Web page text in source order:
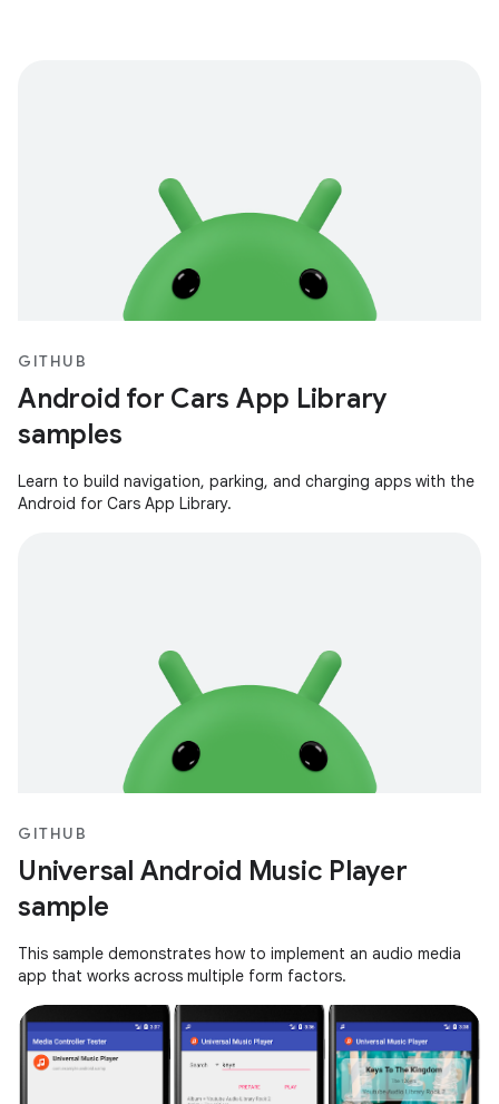
GITHUB
Android for Cars App Library
samples
Learn to build navigation, parking, and charging apps with the
Android for Cars App Library.
GITHUB
Universal Android Music Player
sample
This sample demonstrates how to implement an audio media
app that works across multiple form factors.